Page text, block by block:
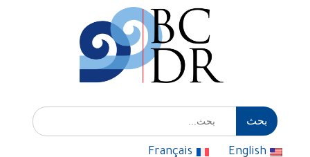
إبحث
عن:
English
Français